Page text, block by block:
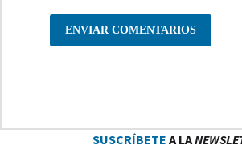
ENVIAR COMENTARIOS
SUSCRÍBETE A LA